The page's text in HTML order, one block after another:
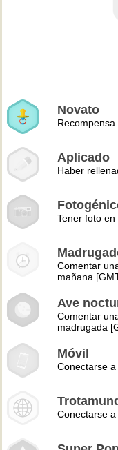
Novato
Aplicado
Haber
Tener foto en
Comentar
mañana
Ave
Comentar
madrugada
Móvil
Conectarse
Conectarse